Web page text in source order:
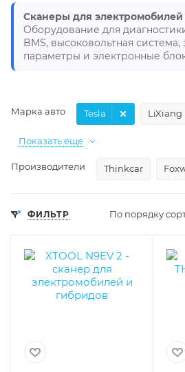
Сканеры для электромобилей
Оборудование для
BMS, высоковольтная
параметры и электронные
Марка авто LiXiang
Tesla
Показать еще
Производители Thinkcar
ФИЛЬТР По порядку